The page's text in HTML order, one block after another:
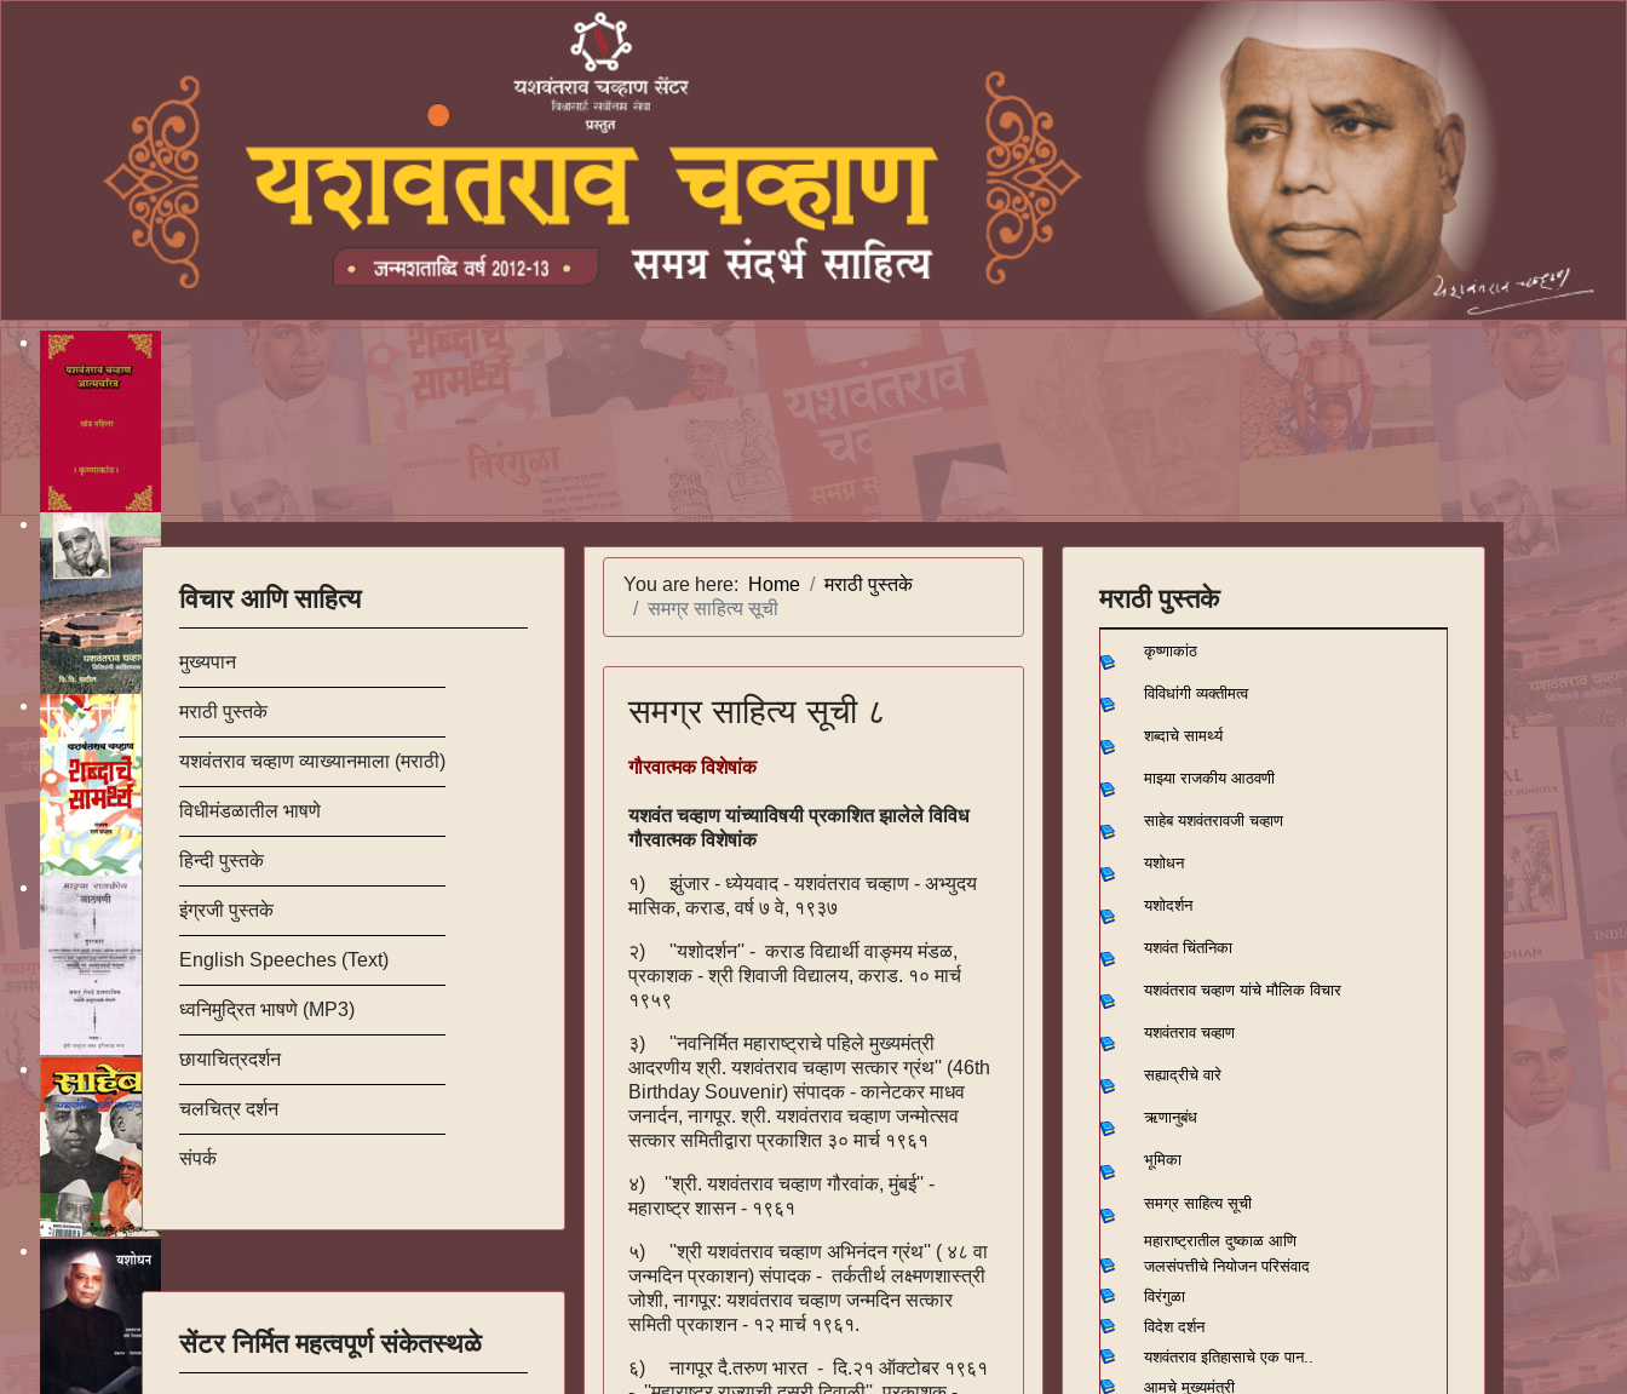
विचार आणि साहित्य
मुख्यपान
मराठी पुस्तके
यशवंतराव चव्हाण व्याख्यानमाला (मराठी)
विधीमंडळातील भाषणे
हिन्दी पुस्तके
इंग्रजी पुस्तके
English Speeches (Text)
ध्वनिमुद्रित भाषणे (MP3)
छायाचित्रदर्शन
चलचित्र दर्शन
संपर्क
सेंटर निर्मित महत्वपूर्ण संकेतस्थळे
You are here: Home
मराठी पुस्तके
समग्र साहित्य सूची
समग्र साहित्य सूची ८
गौरवात्मक विशेषांक
यशवंत चव्हाण यांच्याविषयी प्रकाशित झालेले विविध
गौरवात्मक विशेषांक
१) झुंजार - ध्येयवाद - यशवंतराव चव्हाण - अभ्युदय
मासिक, कराड, वर्ष ७ वे, १९३७
२) ''यशोदर्शन'' - कराड विद्यार्थी वाङ्मय मंडळ,
प्रकाशक - श्री शिवाजी विद्यालय, कराड. १० मार्च
१९५९
३) ''नवनिर्मित महाराष्ट्राचे पहिले मुख्यमंत्री
आदरणीय श्री. यशवंतराव चव्हाण सत्कार ग्रंथ'' (46th
Birthday Souvenir) संपादक - कानेटकर माधव
जनार्दन, नागपूर. श्री. यशवंतराव चव्हाण जन्मोत्सव
सत्कार समितीद्वारा प्रकाशित ३० मार्च १९६१
४) ''श्री. यशवंतराव चव्हाण गौरवांक, मुंबई'' -
महाराष्ट्र शासन - १९६१
५) ''श्री यशवंतराव चव्हाण अभिनंदन ग्रंथ'' ( ४८ वा
जन्मदिन प्रकाशन) संपादक - तर्कतीर्थ लक्ष्मणशास्त्री
जोशी, नागपूर: यशवंतराव चव्हाण जन्मदिन सत्कार
समिती प्रकाशन - १२ मार्च १९६१.
६) नागपूर दै.तरुण भारत - दि.२१ ऑक्टोबर १९६१
मराठी पुस्तके
कृष्णाकांठ
विविधांगी व्यक्तीमत्व
शब्दाचे सामर्थ्य
माझ्या राजकीय आठवणी
साहेब यशवंतरावजी चव्हाण
यशोधन
यशोदर्शन
यशवंत चिंतनिका
यशवंतराव चव्हाण यांचे मौलिक विचार
यशवंतराव चव्हाण
सह्याद्रीचे वारे
ऋणानुबंध
भूमिका
समग्र साहित्य सूची
महाराष्ट्रातील दुष्काळ आणि
जलसंपत्तीचे नियोजन परिसंवाद
विरंगुळा
विदेश दर्शन
यशवंतराव इतिहासाचे एक पान..
आमचे मुख्यमंत्री